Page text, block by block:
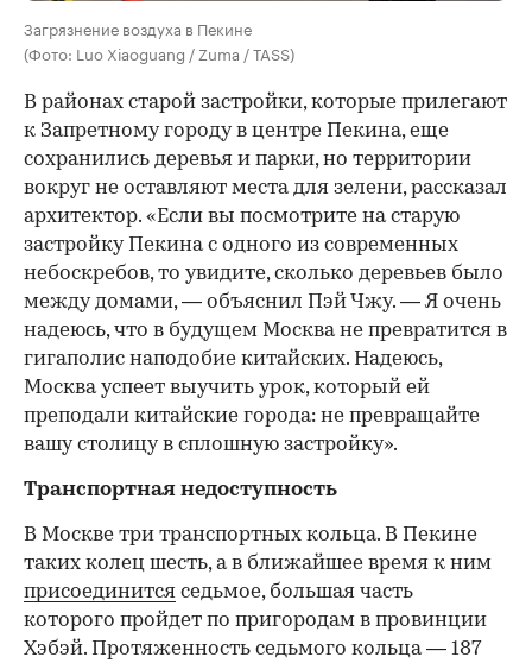
Загрязнение воздуха в Пекине
(Фото: Luo Xiaoguang / Zuma / TASS)
В районах старой застройки, которые прилегают
к Запретному городу в центре Пекина, еще
сохранились деревья и парки, но территории
вокруг не оставляют места для зелени, рассказал
архитектор. «Если вы посмотрите на старую
застройку Пекина с одного из современных
небоскребов, то увидите, сколько деревьев было
между домами, — объяснил Пэй Чжу. — Я очень
надеюсь, что в будущем Москва не превратится в
гигаполис наподобие китайских. Надеюсь,
Москва успеет выучить урок, который ей
преподали китайские города: не превращайте
вашу столицу в сплошную застройку».
Транспортная недоступность
В Москве три транспортных кольца. В Пекине
таких колец шесть, а в ближайшее время к ним
присоединится седьмое, большая часть
которого пройдет по пригородам в провинции
Хэбэй. Протяженность седьмого кольца — 187